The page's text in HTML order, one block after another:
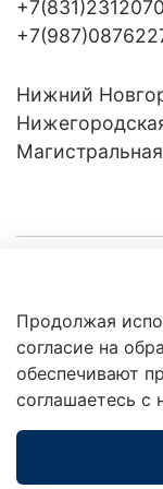
Клиентам
Это
+7(831)2312070
Нижний
Продолжая
согласие на
обеспечивают
соглашаетесь с